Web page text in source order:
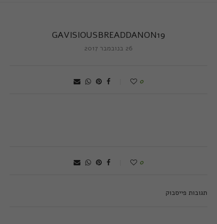
GAVISIOUSBREADDANON19
26 בנובמבר 2017
0
0
תגובות פייסבוק